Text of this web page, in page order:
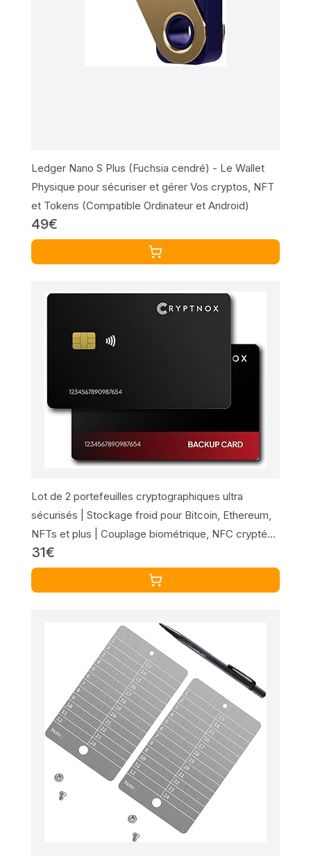
Ledger Nano S Plus (Fuchsia cendré) - Le Wallet
Physique pour sécuriser et gérer Vos cryptos, NFT
et Tokens (Compatible Ordinateur et Android)
49€
Lot de 2 portefeuilles cryptographiques ultra
sécurisés | Stockage froid pour Bitcoin, Ethereum,
NFTs et plus | Couplage biométrique, NFC crypté
Tap-To-Sign | Sécurité FIDO2
31€